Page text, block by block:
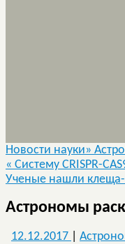
Новости науки»
« Систему CRISPR-
Ученые нашли клеща-
Астрономы
12.12.2017